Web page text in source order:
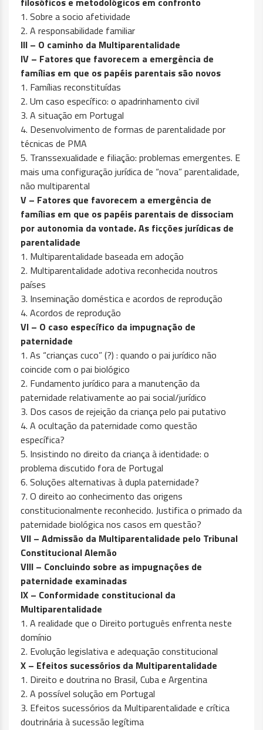
1. Sobre a socio afetividade
2. A responsabilidade familiar
III – O caminho da Multiparentalidade
IV – Fatores que favorecem a emergência de
famílias em que os papéis parentais são novos
1. Famílias reconstituídas
2. Um caso específico: o apadrinhamento civil
3. A situação em Portugal
4. Desenvolvimento de formas de parentalidade por
técnicas de PMA
5. Transsexualidade e filiação: problemas emergentes. E
mais uma configuração jurídica de “nova” parentalidade,
não multiparental
V – Fatores que favorecem a emergência de
famílias em que os papéis parentais de dissociam
por autonomia da vontade. As ficções jurídicas de
parentalidade
1. Multiparentalidade baseada em adoção
2. Multiparentalidade adotiva reconhecida noutros
países
3. Inseminação doméstica e acordos de reprodução
4. Acordos de reprodução
VI – O caso específico da impugnação de
paternidade
1. As “crianças cuco” (?) : quando o pai jurídico não
coincide com o pai biológico
2. Fundamento jurídico para a manutenção da
paternidade relativamente ao pai social/jurídico
3. Dos casos de rejeição da criança pelo pai putativo
4. A ocultação da paternidade como questão
específica?
5. Insistindo no direito da criança à identidade: o
problema discutido fora de Portugal
6. Soluções alternativas à dupla paternidade?
7. O direito ao conhecimento das origens
constitucionalmente reconhecido. Justifica o primado da
paternidade biológica nos casos em questão?
VII – Admissão da Multiparentalidade pelo Tribunal
Constitucional Alemão
VIII – Concluindo sobre as impugnações de
paternidade examinadas
IX – Conformidade constitucional da
Multiparentalidade
1. A realidade que o Direito português enfrenta neste
domínio
2. Evolução legislativa e adequação constitucional
X – Efeitos sucessórios da Multiparentalidade
1. Direito e doutrina no Brasil, Cuba e Argentina
2. A possível solução em Portugal
3. Efeitos sucessórios da Multiparentalidade e crítica
doutrinária à sucessão legítima